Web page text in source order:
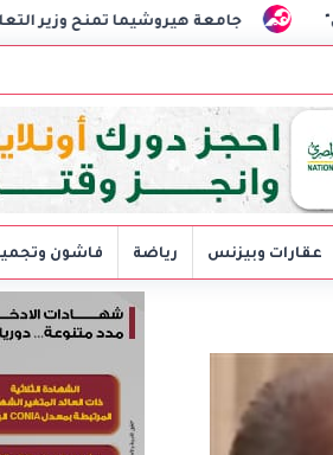
تمنح وزير التعليم الدكتوراه الفخرية
عقارات وبيزنس رياضة فاشون